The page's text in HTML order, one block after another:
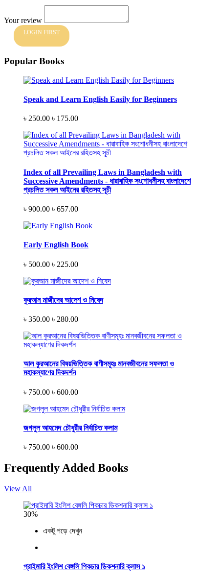
Your review
LOGIN FIRST
Popular Books
Speak and Learn English Easily for Beginners
৳ 250.00 ৳ 175.00
Index of all Prevailing Laws in Bangladesh with
Successive Amendments - ধারাবাহিক সংশোধনীসহ বাংলাদেশে
প্রচলিত সকল আইনের রহিতসহ সূচী
৳ 900.00 ৳ 657.00
Early English Book
৳ 500.00 ৳ 225.00
কুরআন মাজীদের আদেশ ও নিষেদ
৳ 350.00 ৳ 280.00
আল কুরআনের বিষয়ভিত্তিক বাণীসমূহঃ মানবজীবনের সফলতা ও
মহাকল্যাণের দিকদর্শন
৳ 750.00 ৳ 600.00
জগলুল আহমেদ চৌধুরীর নির্বাচিত কলাম
৳ 750.00 ৳ 600.00
Frequently Added Books
View All
30%
একটু পড়ে দেখুন
প্রাইমারি ইংলিশ বেঙ্গলি পিকচার ডিকশনারি ক্লাস ১